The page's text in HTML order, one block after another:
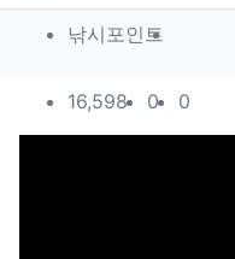
작성자 정보
낚시포인트
컨텐츠 정보
16,598조회
0추천
0